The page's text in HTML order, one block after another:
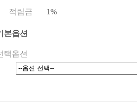
적립금 1%
본옵션
택옵션